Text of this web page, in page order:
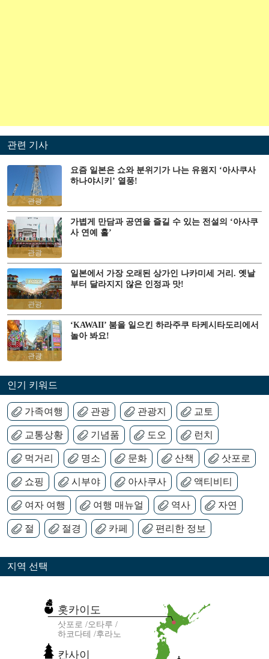
관련 기사
관광
요즘 일본은 쇼와 분위기가 나는 유원지 ‘아사쿠사
하나야시키’ 열풍!
관광
가볍게 만담과 공연을 즐길 수 있는 전설의 ‘아사쿠
사 연예 홀’
관광
일본에서 가장 오래된 상가인 나카미세 거리. 옛날
부터 달라지지 않은 인정과 맛!
관광
‘KAWAII’ 붐을 일으킨 하라주쿠 타케시타도리에서
놀아 봐요!
인기 키워드
가족여행 관광 관광지 교토
교통상황 기념품 도오 런치
먹거리 명소 문화 산책 삿포로
쇼핑 시부야 아사쿠사 액티비티
여자 여행 여행 매뉴얼 역사 자연
절 절경 카페 편리한 정보
지역 선택
칸사이
홋카이도
삿포로
오타루
하코다테
후라노